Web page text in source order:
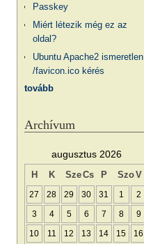
Passkey
Miért létezik még ez az
oldal?
Ubuntu Apache2 ismeretlen
/favicon.ico kérés
tovább
Archívum
augusztus 2026
H K SzeCs P SzoV
27 28 29 30 31 1 2
3 4 5 6 7 8 9
10 11 12 13 14 15 16